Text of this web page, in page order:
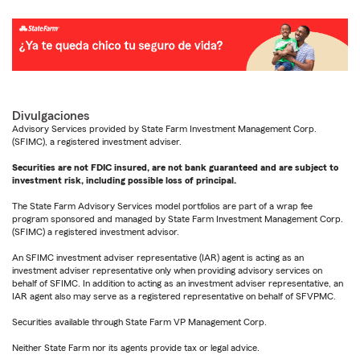
Divulgaciones
Advisory Services provided by State Farm Investment Management Corp.
(SFIMC), a registered investment adviser.
Securities are not FDIC insured, are not bank guaranteed and are subject to
investment risk, including possible loss of principal.
The State Farm Advisory Services model portfolios are part of a wrap fee
program sponsored and managed by State Farm Investment Management Corp.
(SFIMC) a registered investment advisor.
An SFIMC investment adviser representative (IAR) agent is acting as an
investment adviser representative only when providing advisory services on
behalf of SFIMC. In addition to acting as an investment adviser representative, an
IAR agent also may serve as a registered representative on behalf of SFVPMC.
Securities available through State Farm VP Management Corp.
Neither State Farm nor its agents provide tax or legal advice.